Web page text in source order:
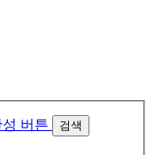
검색